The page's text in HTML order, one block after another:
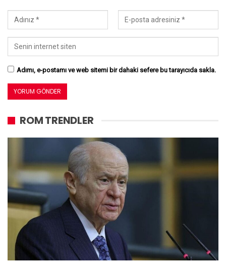
Adımı, e-postamı ve web sitemi bir dahaki sefere bu tarayıcıda sakla.
ROM TRENDLER